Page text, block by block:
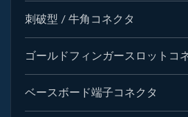
刺破型 / 牛角コネクタ
ゴールドフィンガースロットコ
ベースボード端子コネクタ